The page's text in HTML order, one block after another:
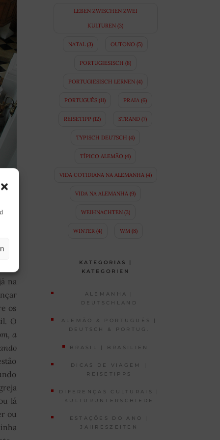
eu
14
na
os
O
a
lá
ou
LEBEN ZWISCHEN ZWEI
KULTUREN (3)
NATAL (3) OUTONO (5)
PORTUGIESISCH (8)
PORTUGIESISCH LERNEN (4)
PORTUGUÊS(11) PRAIA(6)
REISETIPP (12) STRAND (7)
TYPISCH DEUTSCH (4)
TÍPICO ALEMÃO (4)
VIDA COTIDIANA NA ALEMANHA(4)
VIDA NA ALEMANHA (9)
WEIHNACHTEN(3)
WINTER (4) WM (8)
KATEGORIAS |
KATEGORIEN
ALEMANHA |
DEUTSCHLAND
ALEMÃO & PORTUGUÊS |
DEUTSCH & PORTUG.
BRASIL | BRASILIEN
DICAS DE VIAGEM |
REISETIPPS
DIFERENÇAS CULTURAIS |
KULTURUNTERSCHIEDE
ESTAÇÕES DO ANO |
JAHRESZEITEN